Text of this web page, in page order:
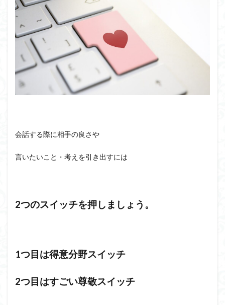
会話する際に相手の良さや
言いたいこと・考えを引き出すには
2つのスイッチを押しましょう。
1つ目は得意分野スイッチ
2つ目はすごい尊敬スイッチ